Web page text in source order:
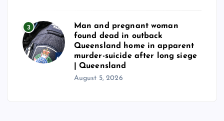
3
Man and pregnant woman
found dead in outback
Queensland home in apparent
murder-suicide after long siege
| Queensland
August 5, 2026